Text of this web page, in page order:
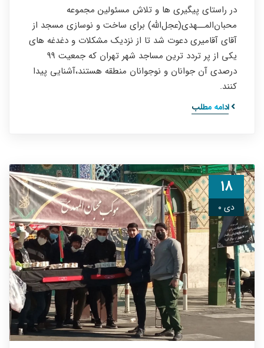
در راستای پیگیری ها و تلاش‌ مسئولین مجموعه
محبان‌المــهدی(عجل‌الله) برای ساخت و نوسازی مسجد از
آقای آقامیری دعوت شد تا از نزدیک مشکلات و دغدغه های
یکی از پر تردد ترین مساجد شهر تهران که جمعیت ۹۹
درصدی آن جوانان و نوجوانان منطقه هستند،آشنایی پیدا
کنند.
ادامه مطلب
۱۸
دی ۰